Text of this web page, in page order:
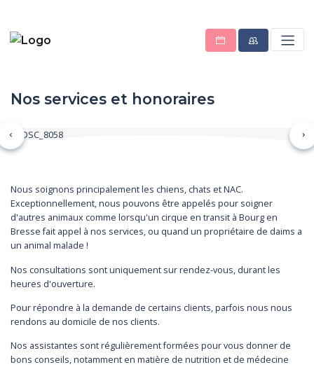
Nos services et honoraires
Précédent
Nous soignons principalement les chiens, chats et NAC.
Exceptionnellement, nous pouvons être appelés pour soigner
d'autres animaux comme lorsqu'un cirque en transit à Bourg en
Bresse fait appel à nos services, ou quand un propriétaire de daims a
un animal malade !
Nos consultations sont uniquement sur rendez-vous, durant les
heures d'ouverture.
Pour répondre à la demande de certains clients, parfois nous nous
rendons au domicile de nos clients.
Nos assistantes sont régulièrement formées pour vous donner de
bons conseils, notamment en matière de nutrition et de médecine